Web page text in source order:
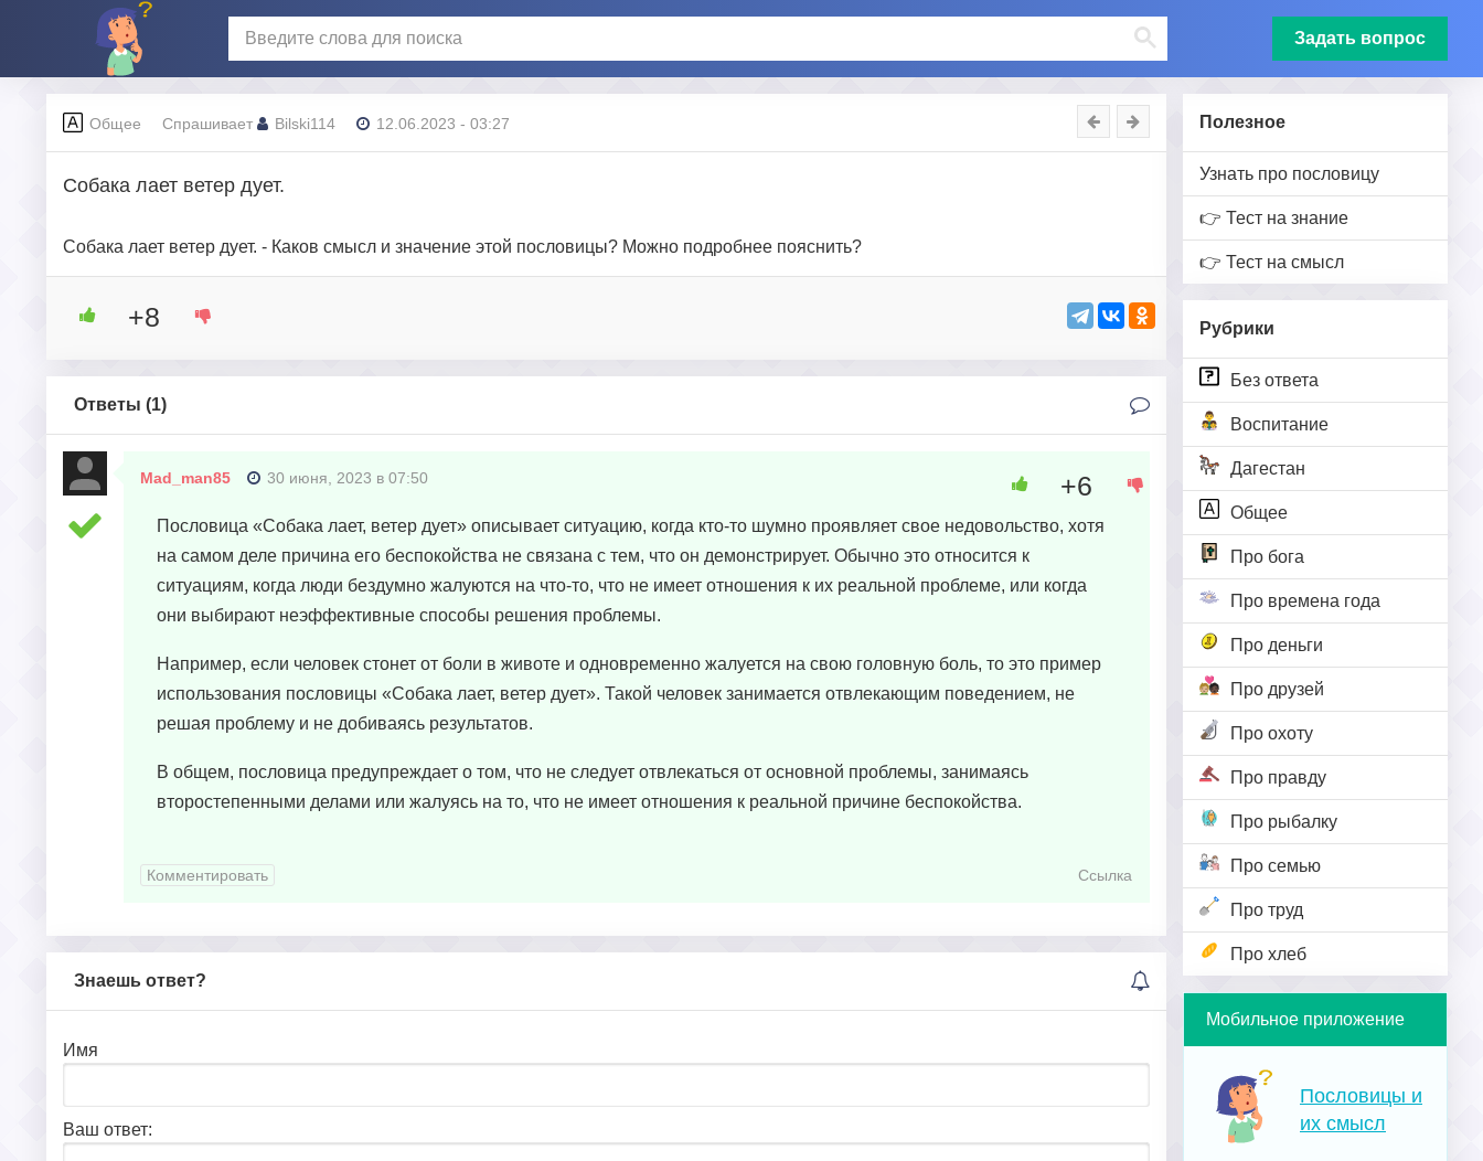
Задать вопрос
Полезное
Узнать про пословицу
👉 Тест на знание
👉 Тест на смысл
Рубрики
Без ответа
Воспитание
Дагестан
Общее
Про бога
Про времена года
Про деньги
Про друзей
Про охоту
Про правду
Про рыбалку
Про семью
Про труд
Про хлеб
Мобильное приложение
Пословицы и
их смысл
Общее Спрашивает Bilski114 12.06.2023 - 03:27
Собака лает ветер дует.
Собака лает ветер дует. - Каков смысл и значение этой пословицы? Можно подробнее пояснить?
+8
Ответы (1)
Mad_man85 30 июня, 2023 в 07:50
Пословица «Собака лает, ветер дует» описывает ситуацию, когда кто-то шумно проявляет свое недовольство, хотя
на самом деле причина его беспокойства не связана с тем, что он демонстрирует. Обычно это относится к
ситуациям, когда люди бездумно жалуются на что-то, что не имеет отношения к их реальной проблеме, или когда
они выбирают неэффективные способы решения проблемы.
Например, если человек стонет от боли в животе и одновременно жалуется на свою головную боль, то это пример
использования пословицы «Собака лает, ветер дует». Такой человек занимается отвлекающим поведением, не
решая проблему и не добиваясь результатов.
В общем, пословица предупреждает о том, что не следует отвлекаться от основной проблемы, занимаясь
второстепенными делами или жалуясь на то, что не имеет отношения к реальной причине беспокойства.
+6
Комментировать Ссылка
Знаешь ответ?
Имя
Ваш ответ: